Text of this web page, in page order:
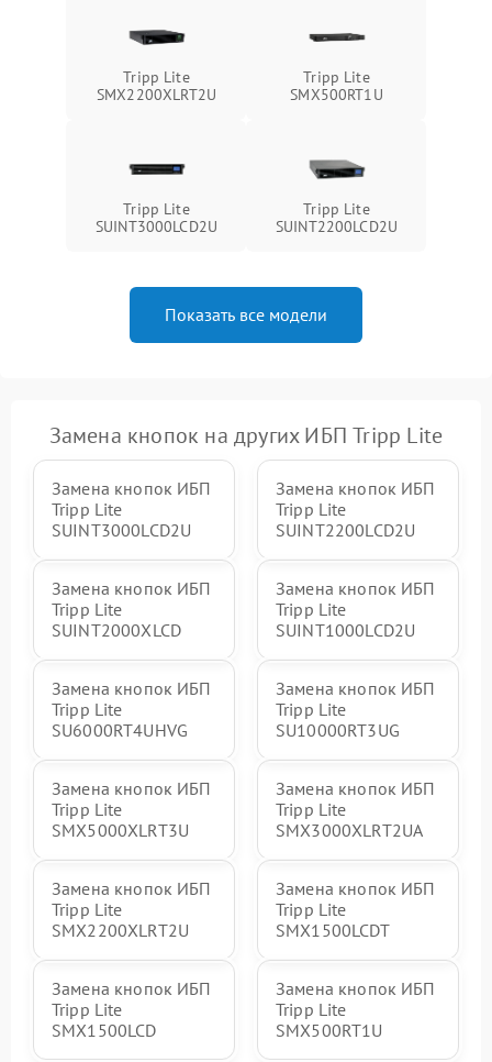
Неисправность системы
Подробнее →
от перегрузок
Подробнее →
Неисправность системы
Повреждение системы
защиты от перегрева
перенапряжения
Tripp Lite
SMX2200XLRT2U
Tripp Lite
SMX500RT1U
Tripp Lite
SUINT3000LCD2U
Tripp Lite
SUINT2200LCD2U
Показать все модели
Замена кнопок на других ИБП Tripp Lite
Замена кнопок ИБП
Tripp Lite
SUINT3000LCD2U
Замена кнопок ИБП
Tripp Lite
SUINT2200LCD2U
Замена кнопок ИБП
Tripp Lite
SUINT2000XLCD
Замена кнопок ИБП
Tripp Lite
SUINT1000LCD2U
Замена кнопок ИБП
Tripp Lite
SU6000RT4UHVG
Замена кнопок ИБП
Tripp Lite
SU10000RT3UG
Замена кнопок ИБП
Tripp Lite
SMX5000XLRT3U
Замена кнопок ИБП
Tripp Lite
SMX3000XLRT2UA
Замена кнопок ИБП
Tripp Lite
SMX2200XLRT2U
Замена кнопок ИБП
Tripp Lite
SMX1500LCDT
Замена кнопок ИБП
Tripp Lite
SMX1500LCD
Замена кнопок ИБП
Tripp Lite
SMX500RT1U